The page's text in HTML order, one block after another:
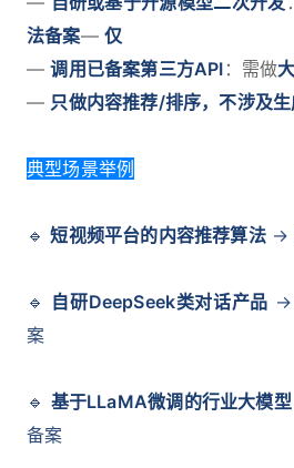
法备案—仅
—调用已备案第三方API ：需做
— 只做内容推荐/排序，不涉及
典型场景举例
🔹短视频平台的内容推荐算法→
🔹 自研DeepSeek类对话产品 →
案
🔹 基于LLaMA微调的行业大模型
备案